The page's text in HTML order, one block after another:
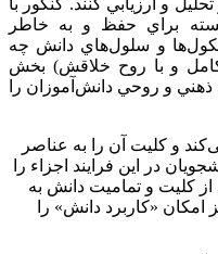
براي حفظ و به خاطر
و سلول‌هاي دانش چه
کامل و با روح خلاقش) بخش
و روحي دانش‌آموزان را
و کلیت آن را به عناصر
در این فرایند اجزاء را
کلیت و تمامیت دانش به
«کاربرد دانش» را